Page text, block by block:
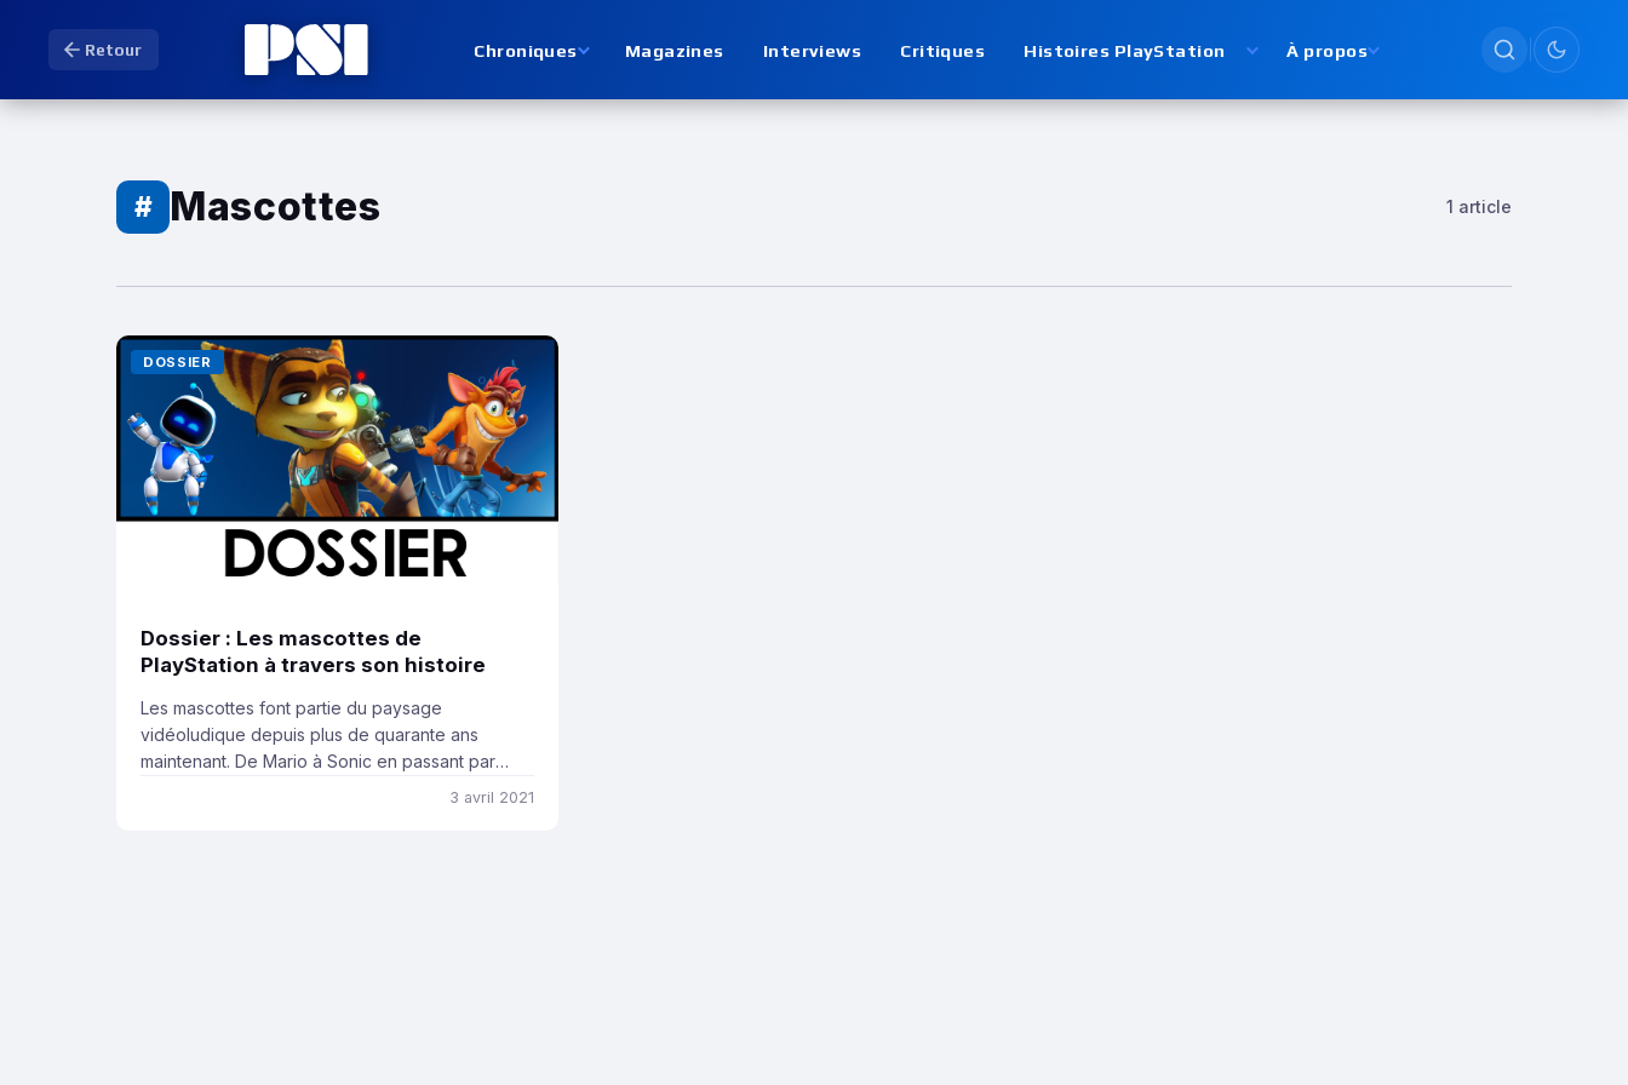
Retour Chroniques Magazines Interviews Critiques Histoires PlayStation À propos Passer
# Mascottes 1 article
DOSSIER
Dossier : Les mascottes de
PlayStation à travers son histoire
Les mascottes font partie du paysage
vidéoludique depuis plus de quarante ans
maintenant. De Mario à Sonic en passant par
3 avril 2021